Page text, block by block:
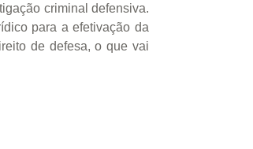
criminal defensiva.
para a efetivação da
de defesa, o que vai